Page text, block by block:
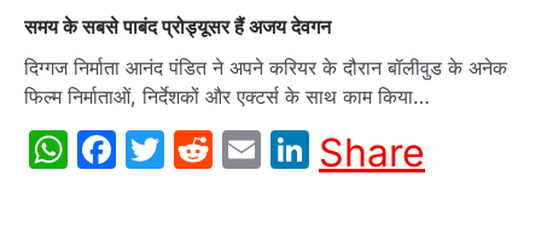
समय के सबसे पाबंद प्रोड्यूसर हैं अजय देवगन
दिग्गज निर्माता आनंद पंडित ने अपने करियर के दौरान बॉलीवुड के अनेक
फिल्म निर्माताओं, निर्देशकों और एक्टर्स के साथ काम किया…
WhatsApp
Facebook
Twitter
Reddit
EmailLinkedIn
Share